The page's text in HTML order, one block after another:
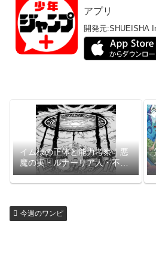
アプリ
開発元:SHUEISHA
イム様の正体と能力考察｜悪
魔の実・ルナーリア人・不老
不死の謎【1179話】
今週のワンピ